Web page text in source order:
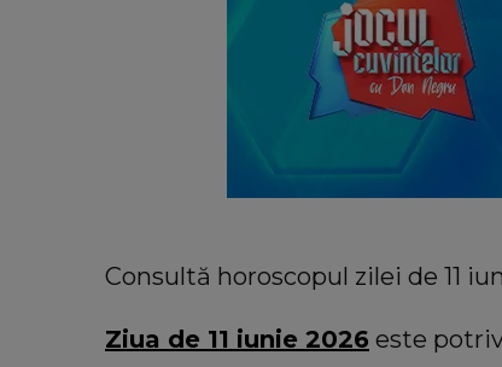
Consultă horoscopul zilei de 11
Ziua de 11 iunie 2026 este